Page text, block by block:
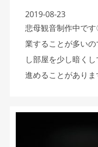
2019-08-23
悲母観音制作中で
業することが多い
し部屋を少し暗く
進めることがあり